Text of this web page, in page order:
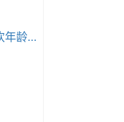
徐州新沂小伙喜欢舔B，喜欢年龄大的